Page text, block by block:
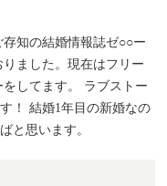
知の結婚情報誌ゼ○○ー
ました。現在はフリー
してます。 ラブストー
！ 結婚1年目の新婚なの
と思います。